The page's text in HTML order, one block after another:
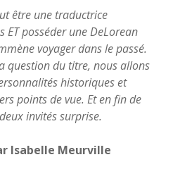
être une traductrice
posséder une DeLorean
voyager dans le passé.
question du titre, nous allons
historiques et
points de vue. Et en fin de
invités surprise.
Isabelle Meurville